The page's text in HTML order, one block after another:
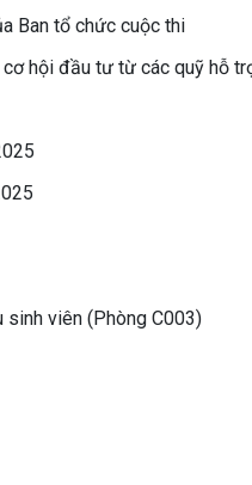
Ban tổ chức cuộc thi
hội đầu tư từ các quỹ hỗ
sinh viên (Phòng C003)